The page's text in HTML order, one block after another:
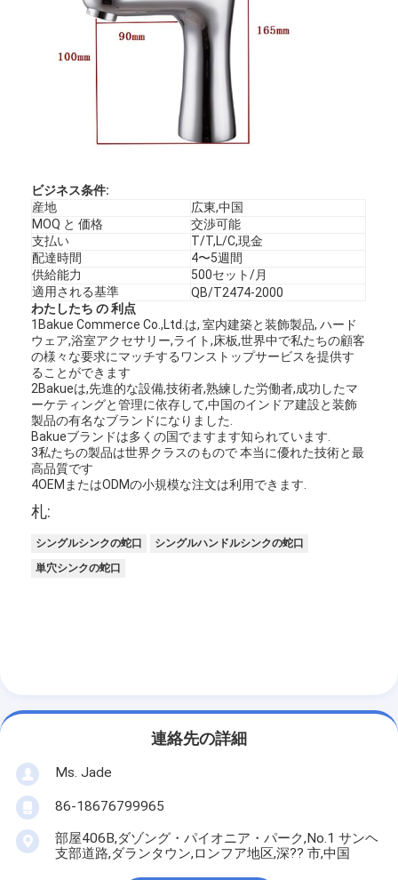
家へ
わたしたち に つい て
ビジネス条件:
産地
広東,中国
MOQ と 価格
交渉可能
支払い
T/T,L/C,現金
配達時間
4〜5週間
供給能力
500セット/月
適用される基準
QB/T2474-2000
わたしたち の 利点
1Bakue Commerce Co.,Ltd.は, 室内建築と装飾製品, ハード
ウェア,浴室アクセサリー,ライト,床板,世界中で私たちの顧客
の様々な要求にマッチするワンストップサービスを提供す
ることができます
2Bakueは,先進的な設備,技術者,熟練した労働者,成功したマ
ーケティングと管理に依存して,中国のインドア建設と装飾
製品の有名なブランドになりました.
Bakueブランドは多くの国でますます知られています.
3私たちの製品は世界クラスのもので 本当に優れた技術と最
高品質です
4OEMまたはODMの小規模な注文は利用できます.
札:
シングルシンクの蛇口
シングルハンドルシンクの蛇口
単穴シンクの蛇口
連絡先の詳細
Ms. Jade
86-18676799965
部屋406B,ダゾング・パイオニア・パーク,No.1 サンヘ
支部道路,ダランタウン,ロンフア地区,深?? 市,中国